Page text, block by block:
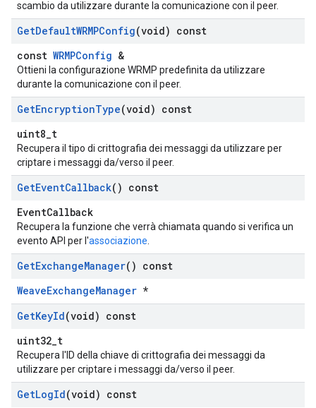
scambio da utilizzare durante la comunicazione con il peer.
GetDefaultWRMPConfig(void) const
const WRMPConfig &
Ottieni la configurazione WRMP predefinita da utilizzare
durante la comunicazione con il peer.
GetEncryptionType(void) const
uint8_t
Recupera il tipo di crittografia dei messaggi da utilizzare per
criptare i messaggi da/verso il peer.
GetEventCallback() const
EventCallback
Recupera la funzione che verrà chiamata quando si verifica un
evento API per l'associazione
GetExchangeManager() const
WeaveExchangeManager *
GetKeyId(void) const
uint32_t
Recupera l'ID della chiave di crittografia dei messaggi da
utilizzare per criptare i messaggi da/verso il peer.
GetLogId(void) const